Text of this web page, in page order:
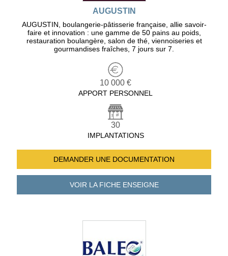
AUGUSTIN
AUGUSTIN, boulangerie-pâtisserie française, allie savoir-
faire et innovation : une gamme de 50 pains au poids,
restauration boulangère, salon de thé, viennoiseries et
gourmandises fraîches, 7 jours sur 7.
10 000 €
APPORT PERSONNEL
30
IMPLANTATIONS
DEMANDER UNE DOCUMENTATION
VOIR LA FICHEENSEIGNE